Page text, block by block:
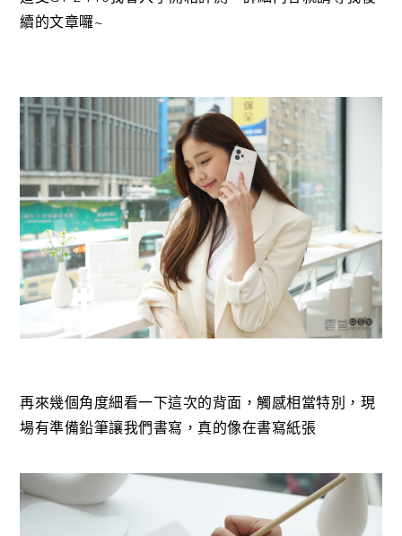
續的文章囉~
再來幾個角度細看一下這次的背面，觸感相當特別，現
場有準備鉛筆讓我們書寫，真的像在書寫紙張